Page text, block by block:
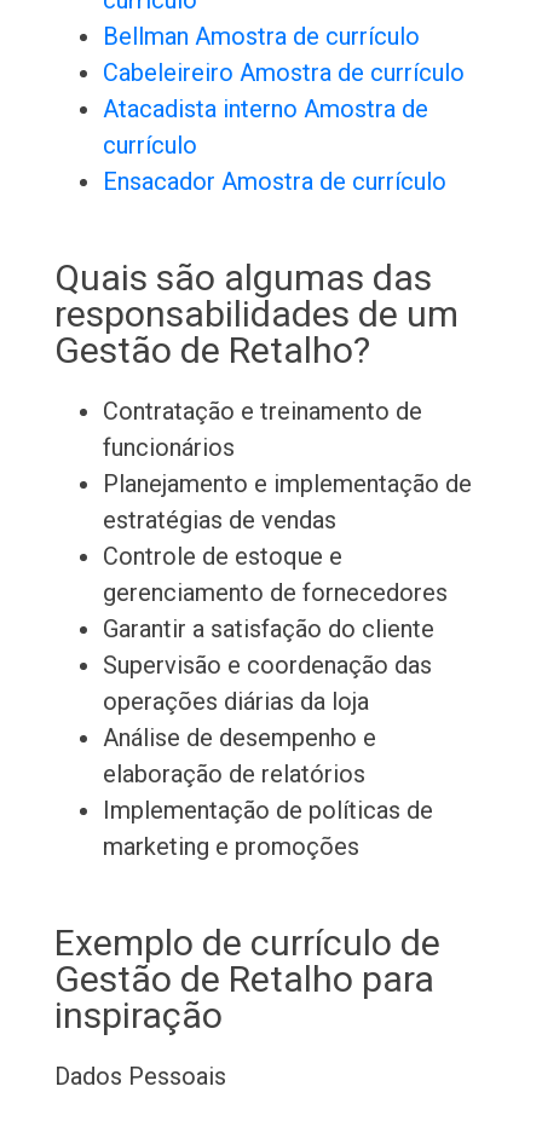
Bellman Amostra de currículo
Cabeleireiro Amostra de currículo
Atacadista interno Amostra de
currículo
Ensacador Amostra de currículo
Quais são algumas das
responsabilidades de um
Gestão de Retalho?
Contratação e treinamento de
funcionários
Planejamento e implementação de
estratégias de vendas
Controle de estoque e
gerenciamento de fornecedores
Garantir a satisfação do cliente
Supervisão e coordenação das
operações diárias da loja
Análise de desempenho e
elaboração de relatórios
Implementação de políticas de
marketing e promoções
Exemplo de currículo de
Gestão de Retalho para
inspiração
Dados Pessoais